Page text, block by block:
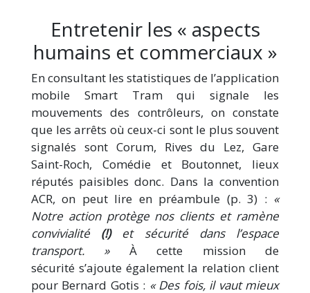
Entretenir les « aspects
humains et commerciaux »
En consultant les statistiques de l’application
mobile Smart Tram qui signale les
mouvements des contrôleurs, on constate
que les arrêts où ceux-ci sont le plus souvent
signalés sont Corum, Rives du Lez, Gare
Saint-Roch, Comédie et Boutonnet, lieux
réputés paisibles donc. Dans la convention
ACR, on peut lire en préambule (p. 3) : «
Notre action protège nos clients et ramène
convivialité (!)et sécurité dans l’espace
transport. »À cette mission de
sécurité s’ajoute également la relation client
pour Bernard Gotis : « Des fois, il vaut mieux